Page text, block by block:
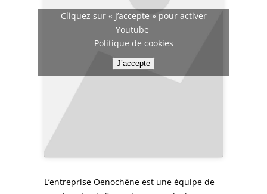
Cliquez sur « J’accepte » pour activer
Youtube
Politique de cookies
J’accepte
L’entreprise Oenochêne est une équipe de